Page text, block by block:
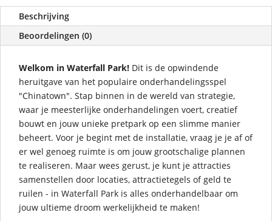
Beschrijving
Beoordelingen (0)
Welkom in Waterfall Park! Dit is de opwindende
heruitgave van het populaire onderhandelingsspel
"Chinatown". Stap binnen in de wereld van strategie,
waar je meesterlijke onderhandelingen voert, creatief
bouwt en jouw unieke pretpark op een slimme manier
beheert. Voor je begint met de installatie, vraag je je af of
er wel genoeg ruimte is om jouw grootschalige plannen
te realiseren. Maar wees gerust, je kunt je attracties
samenstellen door locaties, attractietegels of geld te
ruilen - in Waterfall Park is alles onderhandelbaar om
jouw ultieme droom werkelijkheid te maken!